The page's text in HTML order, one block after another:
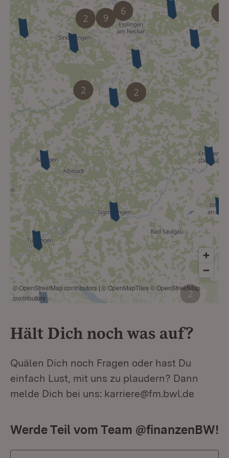
© OpenStreetMap contributors | © OpenMapTiles© OpenStreetMap
contributors
Hält Dich noch was auf?
Quälen Dich noch Fragen oder hast Du
einfach Lust, mit uns zu plaudern? Dann
melde Dich bei uns: karriere@fm.bwl.de
Werde Teil vom Team @finanzenBW!